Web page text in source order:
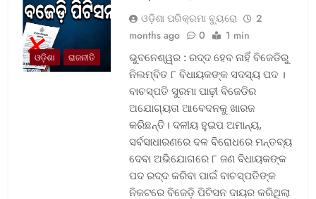
ଓଡ଼ିଶା ରାଜନୀତି
ଓଡ଼ିଶା ପରିକ୍ରମା ବ୍ୟୁରୋ
2
months ago
0 1 min
ଭୁବନେଶ୍ୱର : ରଦ୍ଦ ହେବ ନାହିଁ ବିଜେଡିରୁ
ନିଲମ୍ବିତ ୮ ବିଧାୟକଙ୍କ ସଦସ୍ୟ ପଦ ।
ବାଚସ୍ପତି ସୁରମା ପାଢ଼ୀ ବିଜେଡିର
ଅଯୋଗ୍ୟତା ଆବେଦନକୁ ଖାରଜ
କରିଛନ୍ତି। ଦଳୀୟ ହୁଇପ ଅମାନ୍ୟ,
ସର୍ବସାଧାରଣରେ ଦଳ ବିରୋଧରେ ମନ୍ତବ୍ୟ
ଦେବା ଅଭିଯୋଗରେ ୮ ଜଣ ବିଧାୟକଙ୍କ
ପଦ ରଦ୍ଦ କରିବା ପାଇଁ ବାଚସ୍ପତିଙ୍କ
ନିକଟରେ ବିଜେଡ଼ି ପିଟିସନ ଦାୟର କରିଥିଲା